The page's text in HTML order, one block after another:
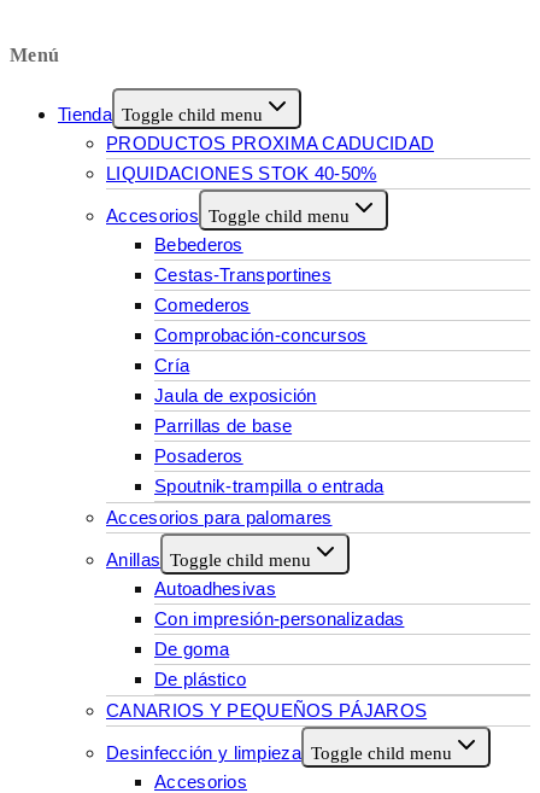
Menú
Tienda Toggle child menu
PRODUCTOS PROXIMA CADUCIDAD
LIQUIDACIONES STOK 40-50%
Accesorios Toggle child menu
Bebederos
Cestas-Transportines
Comederos
Comprobación-concursos
Cría
Jaula de exposición
Parrillas de base
Posaderos
Spoutnik-trampilla o entrada
Accesorios para palomares
Anillas Toggle child menu
Autoadhesivas
Con impresión-personalizadas
De goma
De plástico
CANARIOS Y PEQUEÑOS PÁJAROS
Desinfección y limpieza Toggle child menu
Accesorios